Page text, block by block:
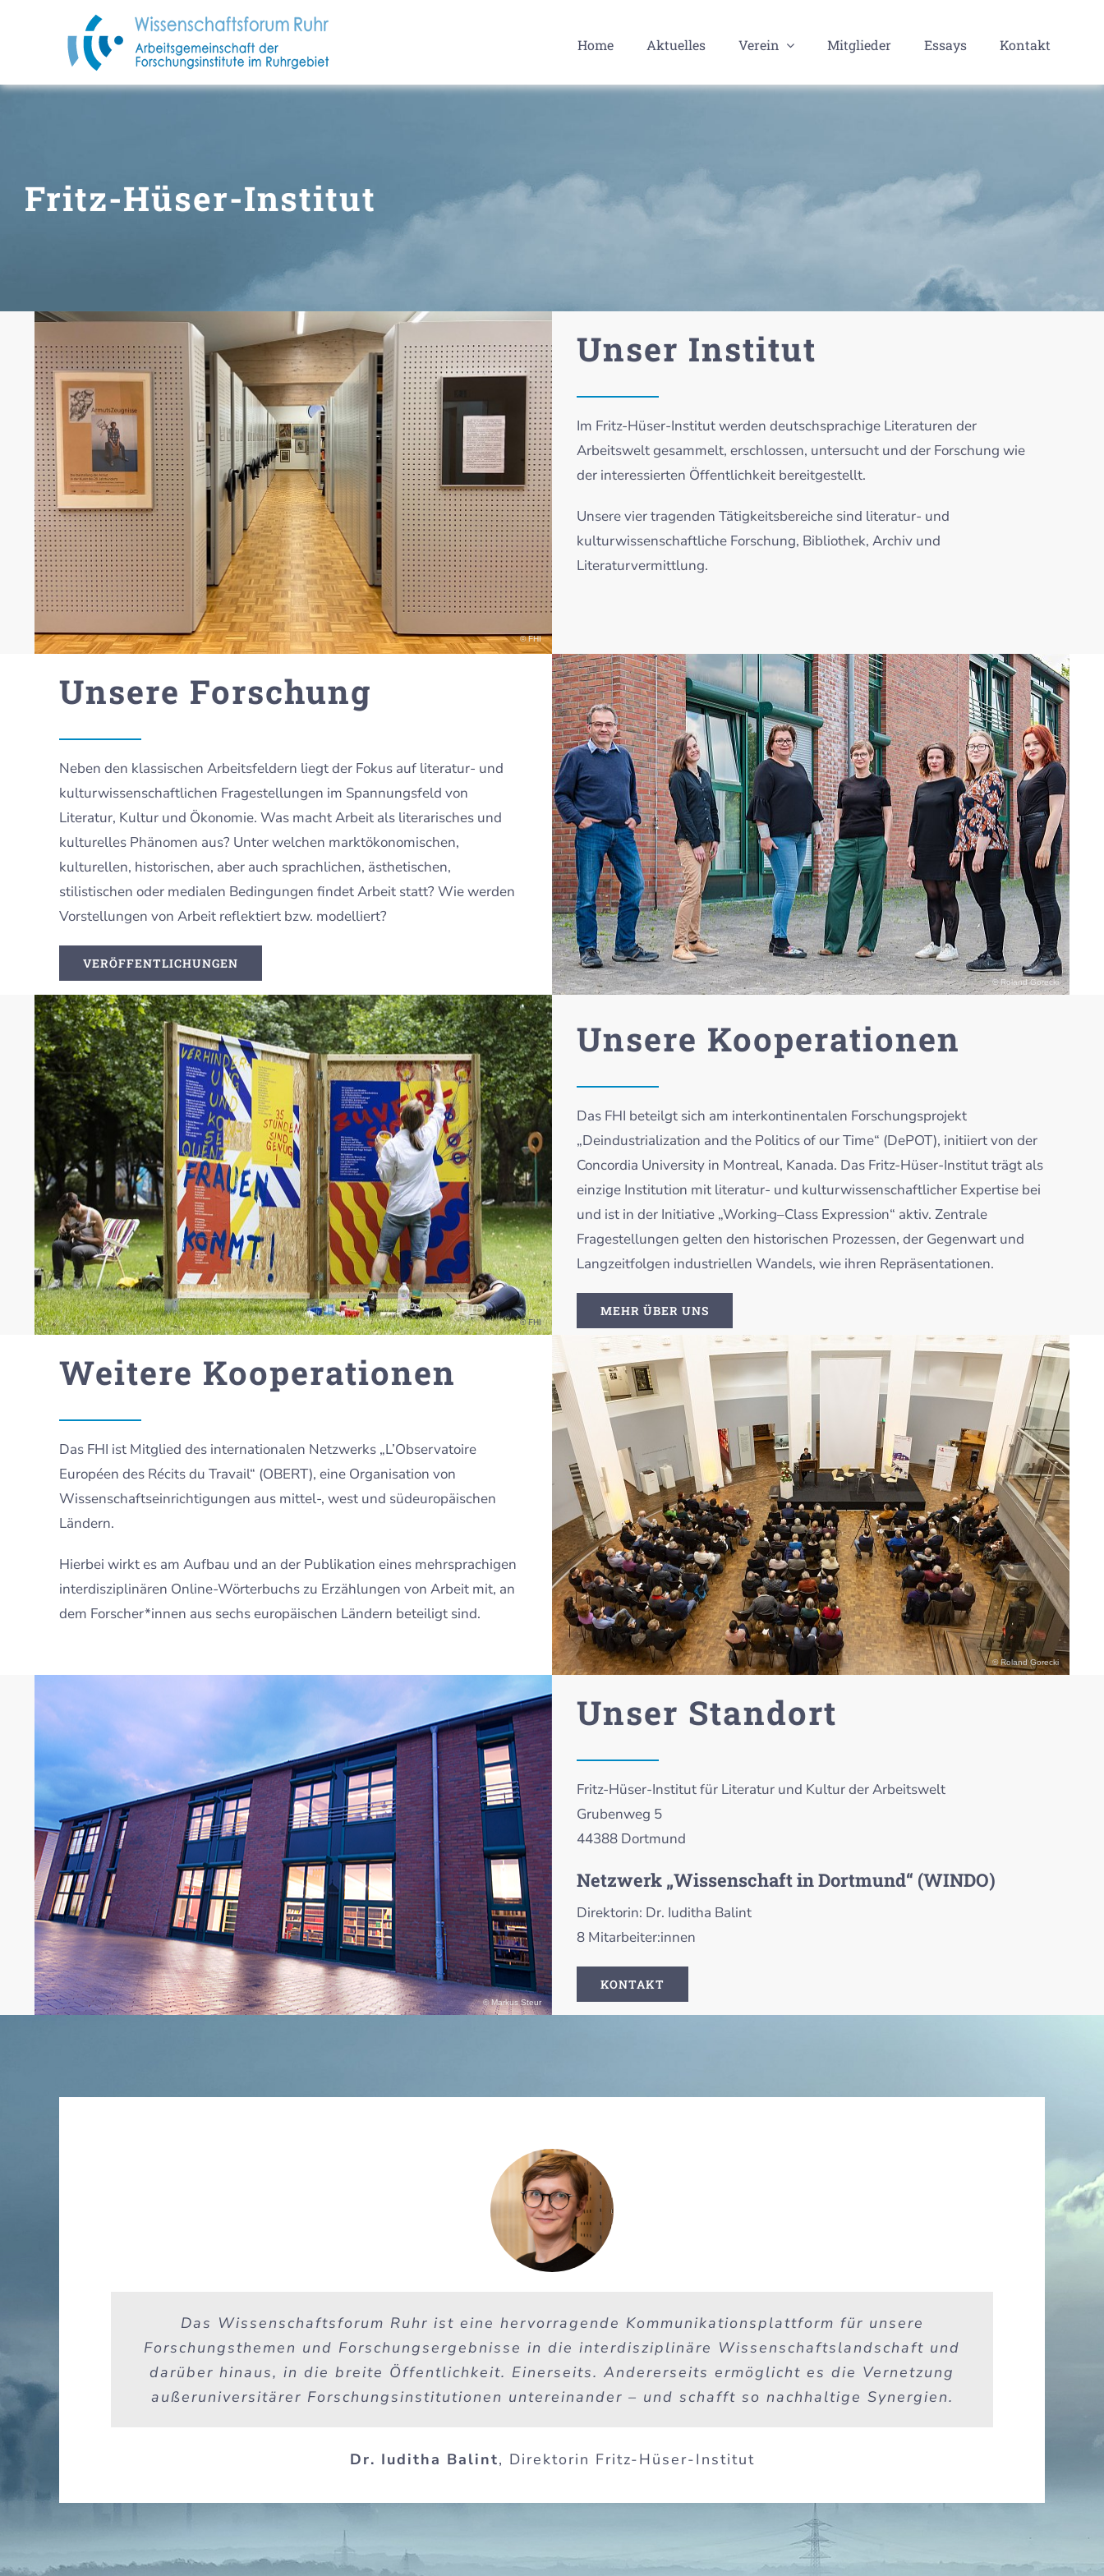
Home Aktuelles Verein Mitglieder Essays Kontakt
Fritz-Hüser-Institut
© FHI
Unser Institut
Im Fritz-Hüser-Institut werden deutschsprachige Literaturen der
Arbeitswelt gesammelt, erschlossen, untersucht und der Forschung wie
der interessierten Öffentlichkeit bereitgestellt.
Unsere vier tragenden Tätigkeitsbereiche sind literatur- und
kulturwissenschaftliche Forschung, Bibliothek, Archiv und
Literaturvermittlung.
Unsere Forschung
Neben den klassischen Arbeitsfeldern liegt der Fokus auf literatur- und
kulturwissenschaftlichen Fragestellungen im Spannungsfeld von
Literatur, Kultur und Ökonomie. Was macht Arbeit als literarisches und
kulturelles Phänomen aus? Unter welchen marktökonomischen,
kulturellen, historischen, aber auch sprachlichen, ästhetischen,
stilistischen oder medialen Bedingungen findet Arbeit statt? Wie werden
Vorstellungen von Arbeit reflektiert bzw. modelliert?
VERÖFFENTLICHUNGEN
© Roland Gorecki
© FHI
Unsere Kooperationen
Das FHI beteilgt sich am interkontinentalen Forschungsprojekt
„Deindustrialization and the Politics of our Time“ (DePOT), initiiert von der
Concordia University in Montreal, Kanada. Das Fritz-Hüser-Institut trägt als
einzige Institution mit literatur- und kulturwissenschaftlicher Expertise bei
und ist in der Initiative „Working–Class Expression“ aktiv. Zentrale
Fragestellungen gelten den historischen Prozessen, der Gegenwart und
Langzeitfolgen industriellen Wandels, wie ihren Repräsentationen.
MEHR ÜBER UNS
Weitere Kooperationen
Das FHI ist Mitglied des internationalen Netzwerks „L’Observatoire
Européen des Récits du Travail“ (OBERT), eine Organisation von
Wissenschaftseinrichtigungen aus mittel-, west und südeuropäischen
Ländern.
Hierbei wirkt es am Aufbau und an der Publikation eines mehrsprachigen
interdisziplinären Online-Wörterbuchs zu Erzählungen von Arbeit mit, an
dem Forscher*innen aus sechs europäischen Ländern beteiligt sind.
© Roland Gorecki
© Markus Steur
Unser Standort
Fritz-Hüser-Institut für Literatur und Kultur der Arbeitswelt
Grubenweg 5
44388 Dortmund
Netzwerk „Wissenschaft in Dortmund“ (WINDO)
Direktorin: Dr. Iuditha Balint
8 Mitarbeiter:innen
KONTAKT
Das Wissenschaftsforum Ruhr ist eine hervorragende Kommunikationsplattform für unsere
Forschungsthemen und Forschungsergebnisse in die interdisziplinäre Wissenschaftslandschaft und
darüber hinaus, in die breite Öffentlichkeit. Einerseits. Andererseits ermöglicht es die Vernetzung
außeruniversitärer Forschungsinstitutionen untereinander – und schafft so nachhaltige Synergien.
Dr. Iuditha Balint, Direktorin Fritz-Hüser-Institut